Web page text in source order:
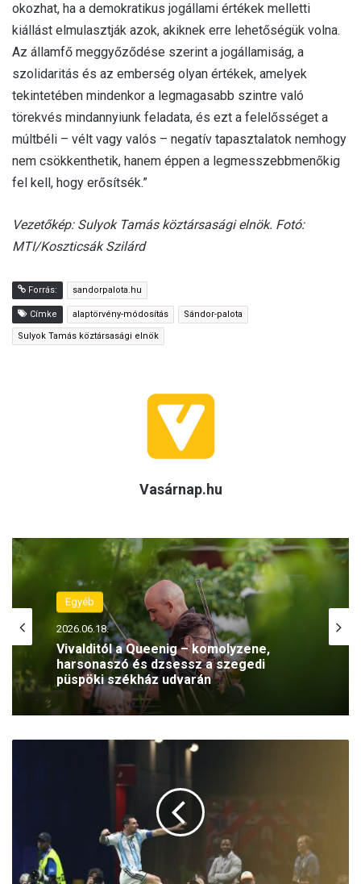
okozhat, ha a demokratikus jogállami értékek melletti
kiállást elmulasztják azok, akiknek erre lehetőségük volna.
Az államfő meggyőződése szerint a jogállamiság, a
szolidaritás és az emberség olyan értékek, amelyek
tekintetében mindenkor a legmagasabb szintre való
törekvés mindannyiunk feladata, és ezt a felelősséget a
múltbéli – vélt vagy valós – negatív tapasztalatok nemhogy
nem csökkenthetik, hanem éppen a legmesszebbmenőkig
fel kell, hogy erősítsék.”
Vezetőkép: Sulyok Tamás köztársasági elnök. Fotó:
MTI/Koszticsák Szilárd
Forrás: sandorpalota.hu
Címke alaptörvény-módosítás Sándor-palota
Sulyok Tamás köztársasági elnök
Vasárnap.hu
Egyéb
2026.06.18.
Vivalditól a Queenig – komolyzene,
harsonaszó és dzsessz a szegedi
püspöki székház udvarán